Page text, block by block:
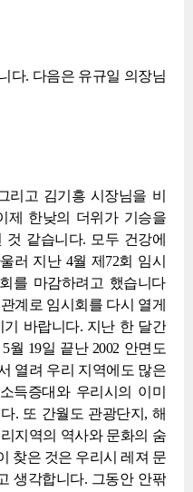
다. 다음은 유규일 의장님
리고 김기흥 시장님을 비
제 한낮의 더위가 기승을
같습니다. 모두 건강에
러 지난 4월 제72회 임시
를 마감하려고 했습니다
계로 임시회를 다시 열게
바랍니다. 지난 한 달간
월 19일 끝난 2002 안면도
열려 우리 지역에도 많은
득증대와 우리시의 이미
. 또 간월도 관광단지, 해
지역의 역사와 문화의 숨
찾은 것은 우리시 레져 문
생각합니다. 그동안 안팎